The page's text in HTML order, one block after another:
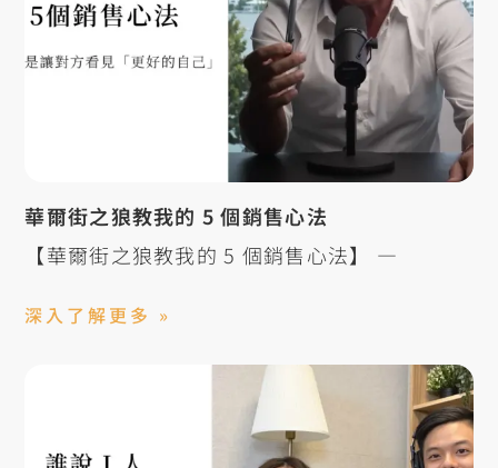
華爾街之狼教我的 5 個銷售心法
【華爾街之狼教我的 5 個銷售心法】 —
深入了解更多 »